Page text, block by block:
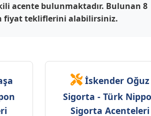
acente bulunmaktadır. Bulunan 8
fiyat tekliflerini alabilirsiniz.
İskender Oğuz
Sigorta - Türk
Sigorta Acenteleri